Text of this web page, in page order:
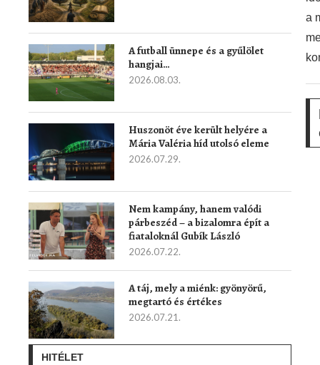
A futball ünnepe és a gyűlölet
hangjai…
2026.08.03.
Huszonöt éve került helyére a
Mária Valéria híd utolsó eleme
2026.07.29.
Nem kampány, hanem valódi
párbeszéd – a bizalomra épít a
fiataloknál Gubík László
2026.07.22.
A táj, mely a miénk: gyönyörű,
megtartó és értékes
2026.07.21.
HITÉLET
a